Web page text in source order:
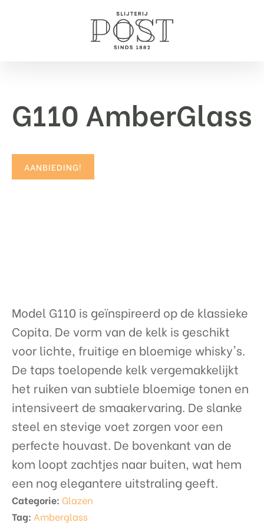
G110 AmberGlass
AANBIEDING!
Model G110 is geïnspireerd op de klassieke
Copita. De vorm van de kelk is geschikt
voor lichte, fruitige en bloemige whisky's.
De taps toelopende kelk vergemakkelijkt
het ruiken van subtiele bloemige tonen en
intensiveert de smaakervaring. De slanke
steel en stevige voet zorgen voor een
perfecte houvast. De bovenkant van de
kom loopt zachtjes naar buiten, wat hem
een ​​nog elegantere uitstraling geeft.
Categorie: Glazen
Tag: Amberglass